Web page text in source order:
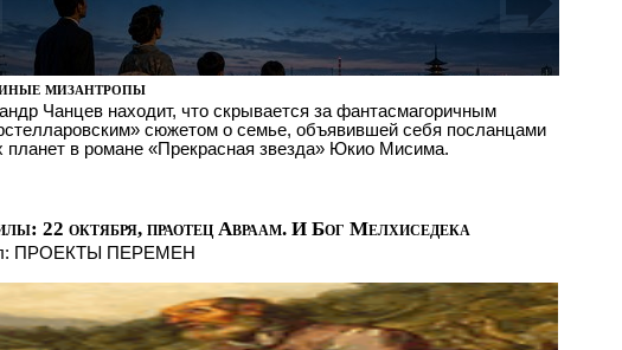
мизантропы
Чанцев находит, что скрывается за фантасмагоричным
сюжетом о семье, объявившей себя посланцами
планет в романе «Прекрасная звезда» Юкио Мисима.
22 октября, праотец Авраам. И Бог Мелхиседека
ПРОЕКТЫ ПЕРЕМЕН